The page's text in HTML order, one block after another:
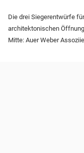
Die drei Siegerentwürfe
architektonischen
Mitte: Auer Weber